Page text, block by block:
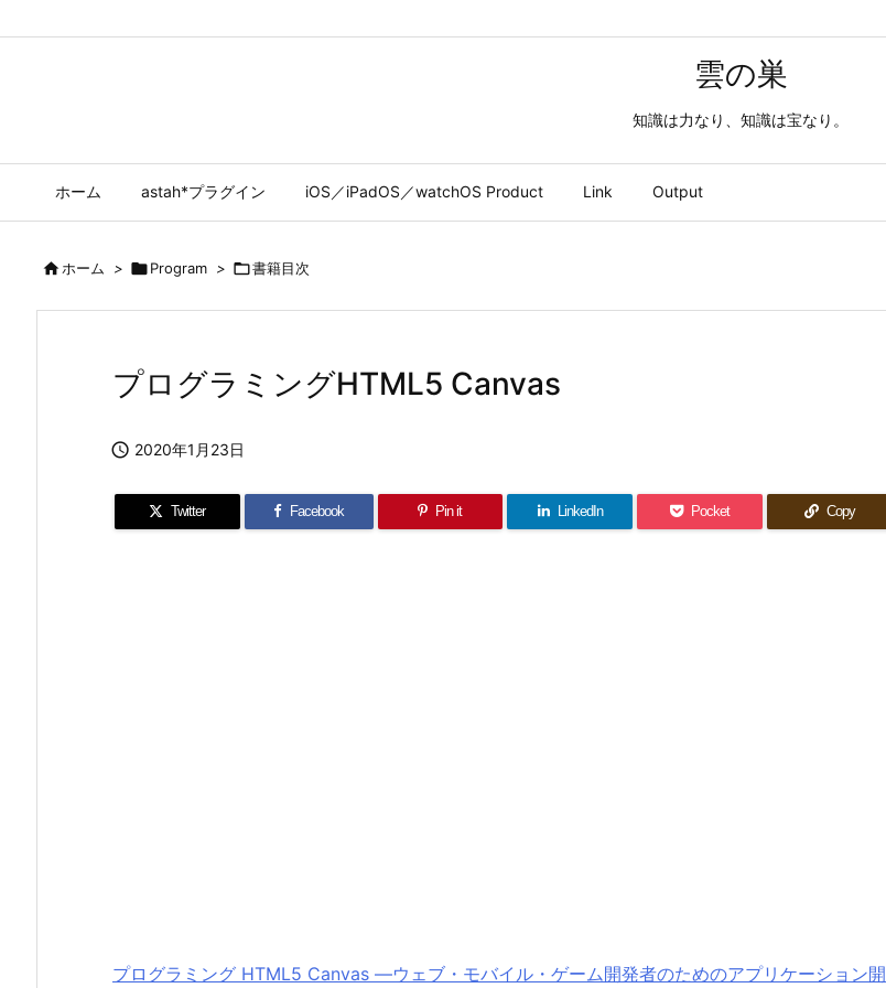
雲の巣
知識は力なり、知識は宝なり。
ホーム astah*プラグイン iOS／iPadOS／watchOS Product Link Output
ホーム > Program > 書籍目次
プログラミングHTML5 Canvas
 2020年1月23日
Twitter Facebook Pin it LinkedIn Pocket Copy
プログラミング HTML5 Canvas ―ウェブ・モバイル・ゲーム開発者のためのアプリケーション開